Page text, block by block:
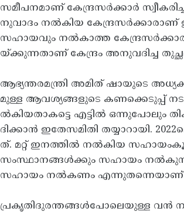
സമീപനമാണ് കേന്ദ്രസർക്കാർ
നുവാദം നൽകിയ
സഹായവും നൽകാത്ത
യ്‌ക്കുന്നതാണ് കേന്ദ്രം അനുവദിച്ച
​ആഭ്യന്തരമന്ത്രി അമിത് ഷായുടെ
മുള്ള ആവശ്യങ്ങളുടെ കണക്കെടുപ്പ്
ൽകിയതാകട്ടെ എട്ടിൽ ഒന്നുപോലും
ദിക്കാൻ ഇതേസമിതി തയ്യാറായി.
ത്. മറ്റ് ഇനത്തിൽ നൽകിയ
സംസ്ഥാനങ്ങൾക്കും സഹായം
സഹായം നൽകണം എന്നുതന്നെയാണ്
പ്രകൃതിദുരന്തങ്ങൾപോലെയുള്ള വൻ